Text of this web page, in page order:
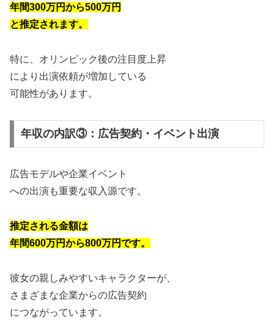
年間300万円から500万円
と推定されます。
特に、オリンピック後の注目度上昇
により出演依頼が増加している
可能性があります。
年収の内訳③：広告契約・イベント出演
広告モデルや企業イベント
への出演も重要な収入源です。
推定される金額は
年間600万円から800万円です。
彼女の親しみやすいキャラクターが、
さまざまな企業からの広告契約
につながっています。